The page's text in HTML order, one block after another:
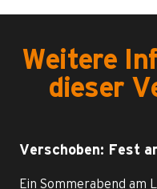
Weitere
dieser
Verschoben: Fest
Ein Sommerabend am